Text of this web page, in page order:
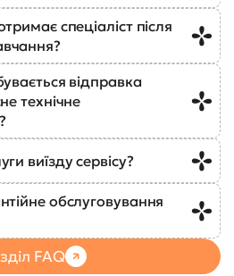
спеціаліст після
відправка
технічне
виїзду сервісу?
обслуговування
FAQ